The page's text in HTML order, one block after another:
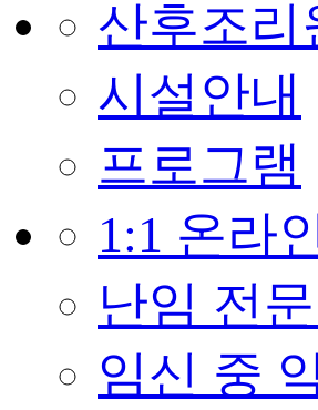
산후조리
시설안내
프로그램
1:1 온라
난임 전
임신 중